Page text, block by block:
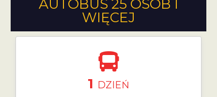
AUTOBUS 25 OSÓB I
WIĘCEJ
1 DZIEŃ